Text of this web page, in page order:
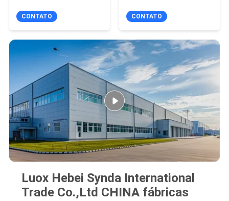
CONTATO CONTATO
Luox Hebei Synda International
Trade Co.,Ltd CHINA fábricas